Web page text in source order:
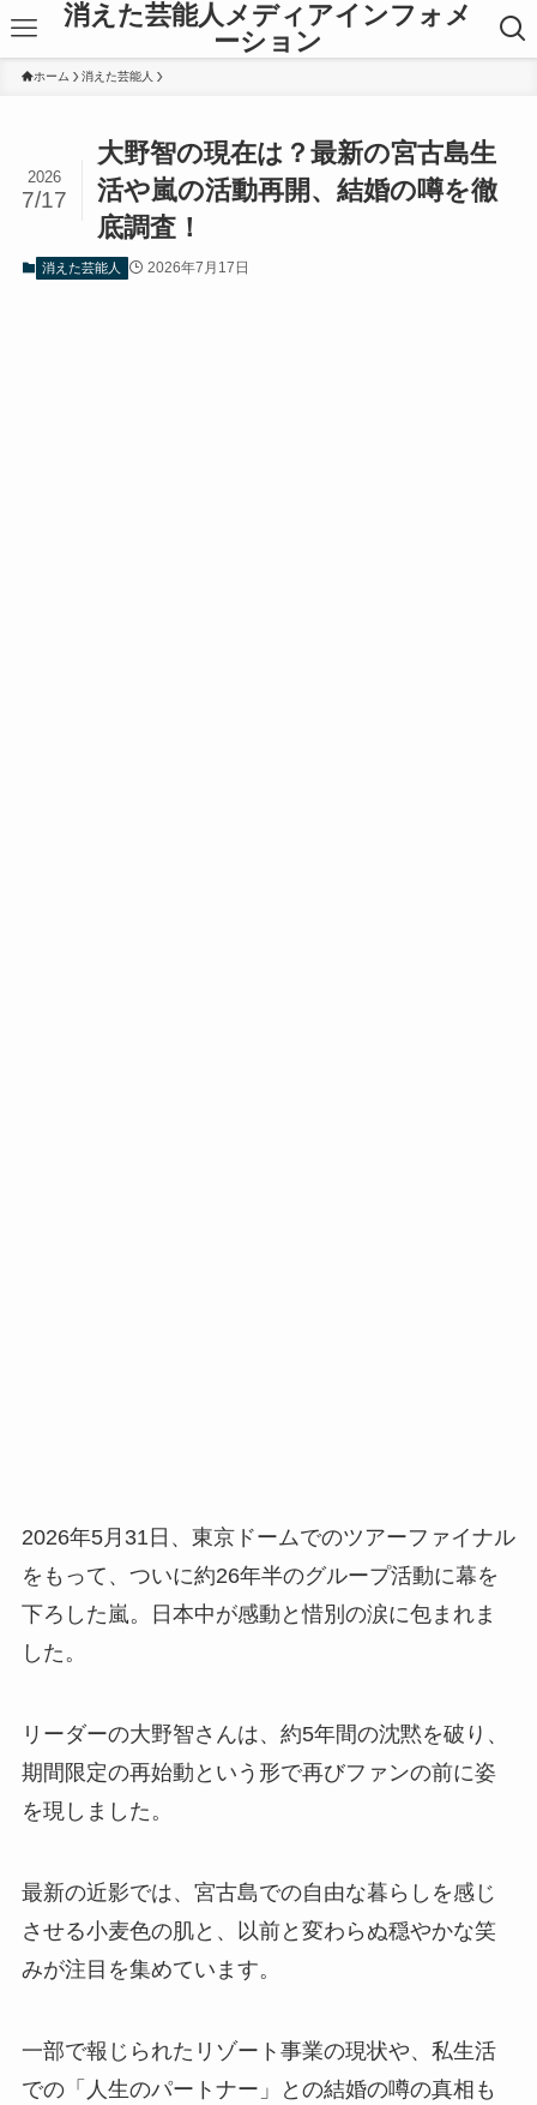
消えた芸能人メディアインフォメ
ーション
ホーム 消えた芸能人
大野智の現在は？最新の宮古島生
活や嵐の活動再開、結婚の噂を徹
底調査！
2026
7/17
消えた芸能人 2026年7月17日
2026年5月31日、東京ドームでのツアーファイナル
をもって、ついに約26年半のグループ活動に幕を
下ろした嵐。日本中が感動と惜別の涙に包まれま
した。
リーダーの大野智さんは、約5年間の沈黙を破り、
期間限定の再始動という形で再びファンの前に姿
を現しました。
最新の近影では、宮古島での自由な暮らしを感じ
させる小麦色の肌と、以前と変わらぬ穏やかな笑
みが注目を集めています。
一部で報じられたリゾート事業の現状や、私生活
での「人生のパートナー」との結婚の噂の真相も